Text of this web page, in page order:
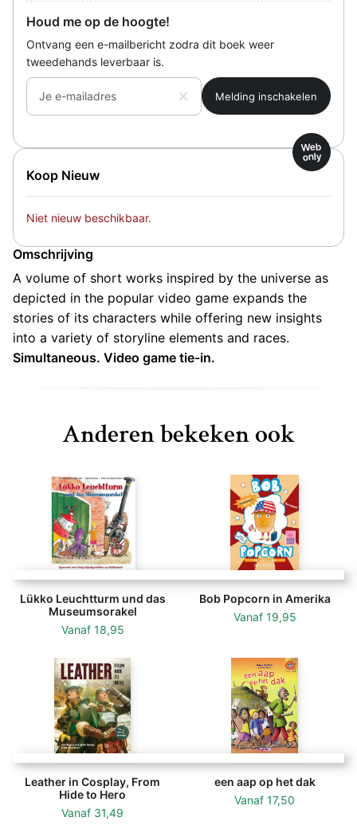
Houd me op de hoogte!
Ontvang een e-mailbericht zodra dit boek weer
tweedehands leverbaar is.
Je e-mailadres
Koop Nieuw
Web
only
Niet nieuw beschikbaar.
Omschrijving
A volume of short works inspired by the universe as
depicted in the popular video game expands the
stories of its characters while offering new insights
into a variety of storyline elements and races.
Simultaneous. Video game tie-in.
Anderen bekeken ook
Lükko Leuchtturm und das
Museumsorakel
Vanaf 18,95
Bob Popcorn in Amerika
Vanaf 19,95
Leather in Cosplay, From
Hide to Hero
Vanaf 31,49
een aap op het dak
Vanaf 17,50